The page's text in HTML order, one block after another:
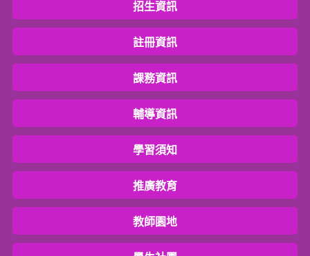
招生資訊
註冊資訊
課務資訊
輔導資訊
學習須知
推廣教育
教師園地